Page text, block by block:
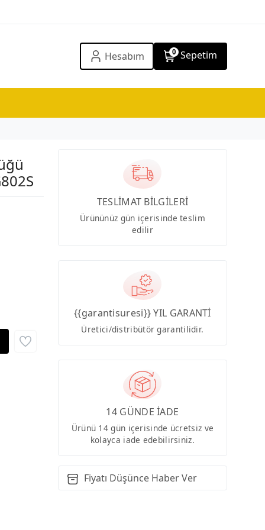
Hesabım 0 Sepetim
TESLİMAT BİLGİLERİ
Ürününüz gün içerisinde teslim
edilir
{{garantisuresi}} YIL GARANTİ
Üretici/distribütör garantilidir.
14 GÜNDE İADE
Ürünü 14 gün içerisinde ücretsiz ve
kolayca iade edebilirsiniz.
Fiyatı Düşünce Haber Ver